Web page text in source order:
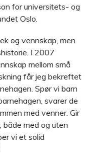
for universitets- og
Oslo.
og vennskap, men
I 2007
mellom små
får jeg bekreftet
Spør vi barn
svarer de
med venner. Gir
både med og uten
vi et solid